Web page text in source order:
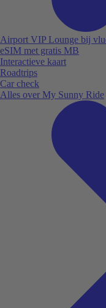
Airport VIP Lounge bij
eSIM met gratis MB
Interactieve kaart
Roadtrips
Car check
Alles over My Sunny Ride